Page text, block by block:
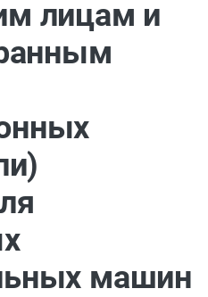
лицам и
машин